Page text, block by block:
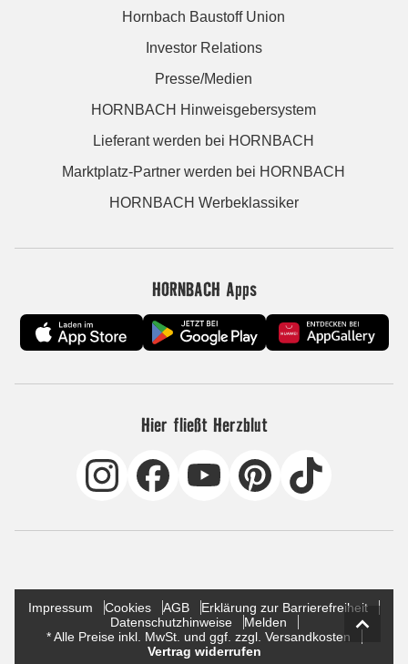
Hornbach Baustoff Union
Investor Relations
Presse/Medien
HORNBACH Hinweisgebersystem
Lieferant werden bei HORNBACH
Marktplatz-Partner werden bei HORNBACH
HORNBACH Werbeklassiker
HORNBACH Apps
Hier fließt Herzblut
Impressum Cookies AGB
Erklärung zur Barrierefreiheit
Datenschutzhinweise
Melden
* Alle Preise inkl. MwSt. und ggf. zzgl. Versandkosten
Vertrag widerrufen